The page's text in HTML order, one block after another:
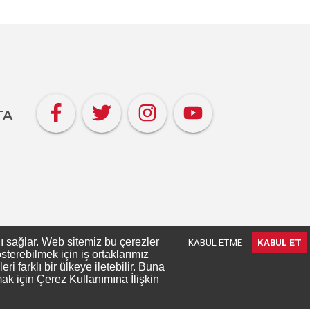
sağlar. Web sitemiz bu çerezler
için iş ortaklarımız
farklı bir ülkeye iletebilir. Buna
için Çerez Kullanımına İlişkin
KABUL ETME KABUL ET